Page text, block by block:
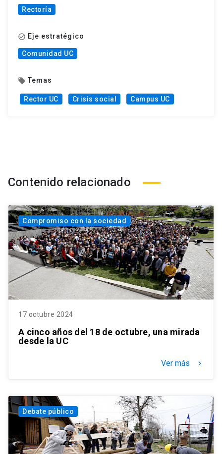
Rectoría
check_circle_outline Eje estratégico
Comunidad UC
local_offer Temas
Rector UC Crisis social Campus UC
Contenido relacionado
Compromiso con la sociedad
17 octubre 2024
A cinco años del 18 de octubre, una mirada
desde la UC
Ver más keyboard_arrow_right
Debate público